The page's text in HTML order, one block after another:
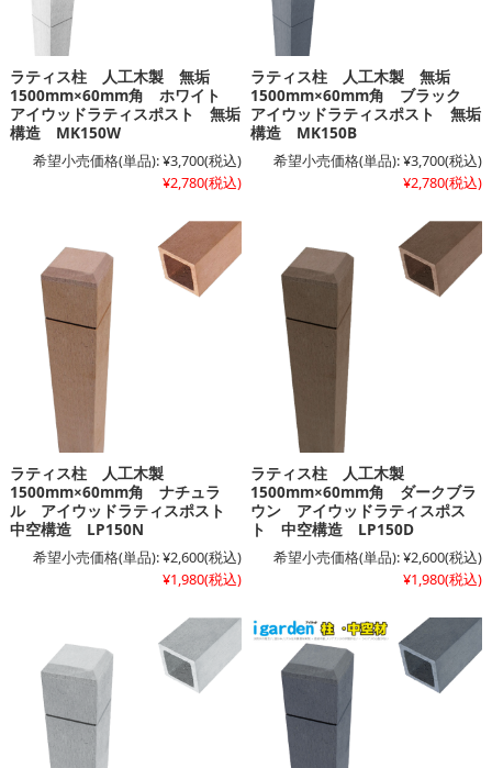
ラティス柱 人工木製 無垢
1500mm×60mm角 ホワイト
アイウッドラティスポスト 無垢
構造 MK150W
希望小売価格(単品):¥3,700(税込)
¥2,780(税込)
ラティス柱 人工木製 無垢
1500mm×60mm角 ブラック
アイウッドラティスポスト 無垢
構造 MK150B
希望小売価格(単品):¥3,700(税込)
¥2,780(税込)
ラティス柱 人工木製
1500mm×60mm角 ナチュラ
ル アイウッドラティスポスト
中空構造 LP150N
希望小売価格(単品):¥2,600(税込)
¥1,980(税込)
ラティス柱 人工木製
1500mm×60mm角 ダークブラ
ウン アイウッドラティスポス
ト 中空構造 LP150D
希望小売価格(単品):¥2,600(税込)
¥1,980(税込)